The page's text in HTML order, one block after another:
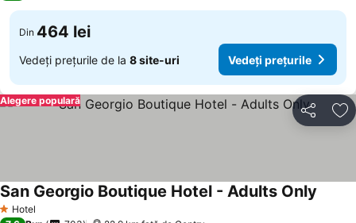
Din 464 lei
Vedeți prețurile de la 8 site-uri Vedeți prețurile
Distribuiți
Alegere populară
1 Stele
Hotel
San Georgio Boutique Hotel - Adults Only